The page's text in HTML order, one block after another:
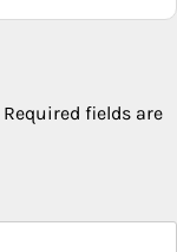
Required fields are